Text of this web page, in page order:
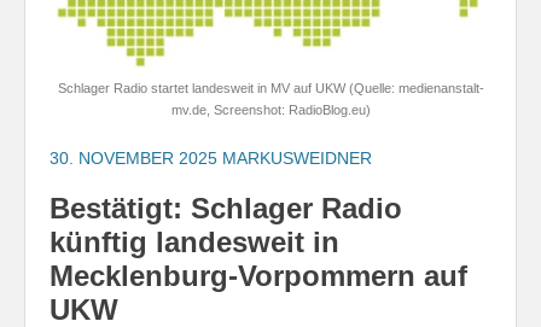
Schlager Radio startet landesweit in MV auf UKW (Quelle: medienanstalt-
mv.de, Screenshot: RadioBlog.eu)
30. NOVEMBER 2025 MARKUSWEIDNER
Bestätigt: Schlager Radio
künftig landesweit in
Mecklenburg-Vorpommern auf
UKW